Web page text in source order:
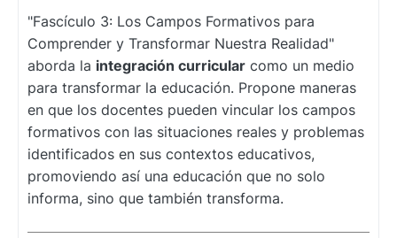
"Fascículo 3: Los Campos Formativos para
Comprender y Transformar Nuestra Realidad"
aborda la integración curricular como un medio
para transformar la educación. Propone maneras
en que los docentes pueden vincular los campos
formativos con las situaciones reales y problemas
identificados en sus contextos educativos,
promoviendo así una educación que no solo
informa, sino que también transforma.